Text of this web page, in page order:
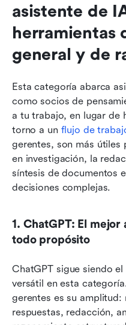
asistente de
herramientas
general y de
Esta categoría abarca
como socios de
a tu trabajo, en lugar de
torno a un flujo de
gerentes, son más útiles
en investigación, la
síntesis de documentos
decisiones complejas.
1. ChatGPT: El
todo propósito
ChatGPT sigue siendo
versátil en esta
gerentes es su amplitud:
respuestas, redacción,